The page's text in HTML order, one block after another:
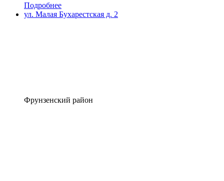
Подробнее
ул. Малая Бухарестская д. 2
Фрунзенский район